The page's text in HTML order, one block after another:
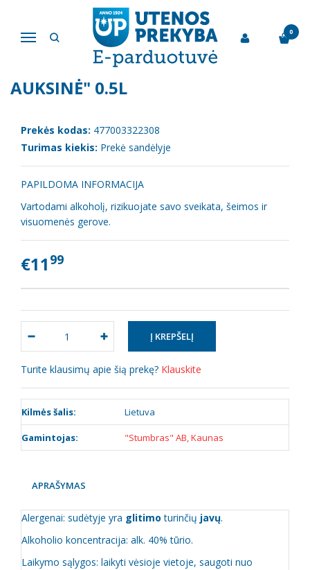
Navigacija
0
Stiprieji gėrimai
Degt."Originali lietuviška auksinė" 0.5l
DEGT."ORIGINALI LIETUVIŠKA
AUKSINĖ" 0.5L
Prekės kodas: 477003322308
Turimas kiekis: Prekė sandėlyje
PAPILDOMA INFORMACIJA
Vartodami alkoholį, rizikuojate savo sveikata, šeimos ir
visuomenės gerove.
€11 99
Turite klausimų apie šią prekę? Klauskite
Kilmės šalis: Lietuva
Gamintojas: "Stumbras" AB, Kaunas
APRAŠYMAS
Alergenai: sudėtyje yra glitimo turinčių javų.
Alkoholio koncentracija: alk. 40% tūrio.
Laikymo sąlygos: laikyti vėsioje vietoje, saugoti nuo